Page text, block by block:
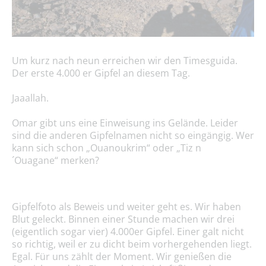
Um kurz nach neun erreichen wir den Timesguida.
Der erste 4.000 er Gipfel an diesem Tag.
Jaaallah.
Omar gibt uns eine Einweisung ins Gelände. Leider
sind die anderen Gipfelnamen nicht so eingängig. Wer
kann sich schon „Ouanoukrim“ oder „Tiz n
´Ouagane“ merken?
Gipfelfoto als Beweis und weiter geht es. Wir haben
Blut geleckt. Binnen einer Stunde machen wir drei
(eigentlich sogar vier) 4.000er Gipfel. Einer galt nicht
so richtig, weil er zu dicht beim vorhergehenden liegt.
Egal. Für uns zählt der Moment. Wir genießen die